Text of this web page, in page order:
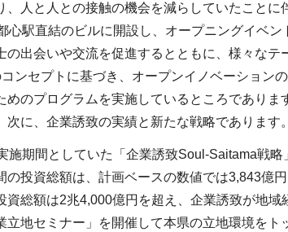
、人と人との接触の機会を減らしていたことに
心駅直結のビルに開設し、オープニングイベ
の出会いや交流を促進するとともに、様々な
ンセプトに基づき、オープンイノベーション
めのプログラムを実施しているところであり
次に、企業誘致の実績と新たな戦略であります。
施期間としていた「企業誘致Soul-Saitama戦
の投資総額は、計画ベースの数値では3,843億
資総額は2兆4,000億円を超え、企業誘致が地
立地セミナー」を開催して本県の立地環境を